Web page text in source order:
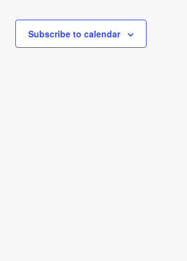
Subscribe to calendar